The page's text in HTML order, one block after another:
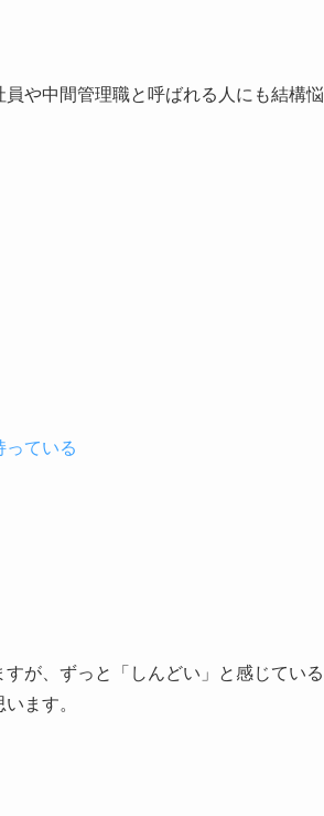
や中間管理職と呼ばれる人にも結構悩
っている
が、ずっと「しんどい」と感じている
います。